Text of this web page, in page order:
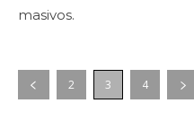
masivos.
2 3 4